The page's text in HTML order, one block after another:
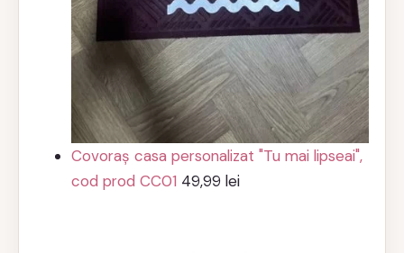
Covoraș casa personalizat "Tu mai lipseai",
cod prod CC01 49,99lei